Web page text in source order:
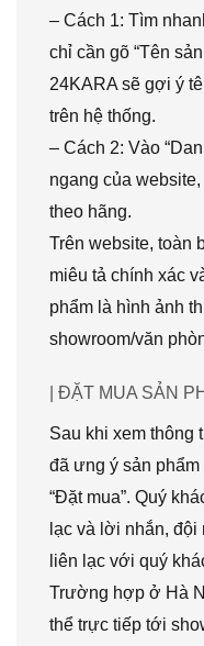
– Cách 1: Tìm
chỉ cần gõ “Tên
24KARA sẽ gợi ý
trên hệ thống.
– Cách 2: Vào
ngang của
theo hãng.
Trên website, toàn
miêu tả chính xác
phẩm là hình ảnh
showroom/văn
| ĐẶT MUA SẢN
Sau khi xem thông
đã ưng ý sản
“Đặt mua”. Quý
lạc và lời nhắn,
liên lạc với quý
Trường hợp ở Hà
thể trực tiếp tới